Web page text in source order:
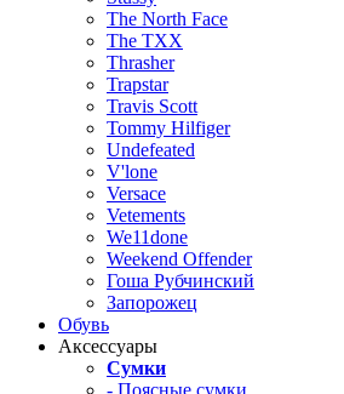
The North Face
The TXX
Thrasher
Trapstar
Travis Scott
Tommy Hilfiger
Undefeated
V'lone
Versace
Vetements
We11done
Weekend Offender
Гоша Рубчинский
Запорожец
Обувь
Аксессуары
Сумки
- Поясные сумки